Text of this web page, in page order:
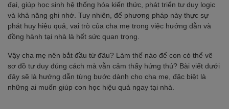
đại, giúp học sinh hệ thống hóa kiến thức, phát triển tư duy logic
và khả năng ghi nhớ. Tuy nhiên, để phương pháp này thực sự
phát huy hiệu quả, vai trò của cha mẹ trong việc hướng dẫn và
đồng hành tại nhà là hết sức quan trọng.
Vậy cha mẹ nên bắt đầu từ đâu? Làm thế nào để con có thể vẽ
sơ đồ tư duy đúng cách mà vẫn cảm thấy hứng thú? Bài viết dưới
đây sẽ là hướng dẫn từng bước dành cho cha mẹ, đặc biệt là
những ai muốn giúp con học hiệu quả ngay tại nhà.